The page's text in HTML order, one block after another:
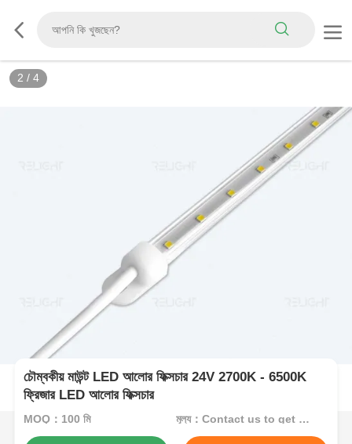
2 / 4
চৌম্বকীয় মাউন্ট LED আলোর ফিক্সচার 24V 2700K - 6500K
ফ্রিজার LED আলোর ফিক্সচার
MOQ：100 মি মূল্য：Contact us to get best price